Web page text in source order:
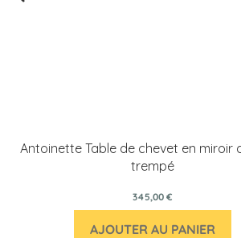
Antoinette Table de chevet en miroir
trempé
345,00 €
AJOUTER AU PANIER